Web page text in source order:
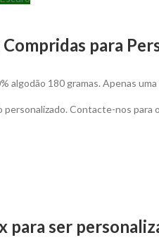
para
algodão 180 gramas. Apenas
personalizado. Contacte-nos
para ser